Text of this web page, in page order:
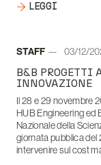
LEGGI
Autore:
STAFF
03/12/
B&B PROGETTI
INNOVAZIONE
Il 28 e 29 novembre
HUB Engineering ed
Nazionale della
giornata pubblica del
intervenire sul cost